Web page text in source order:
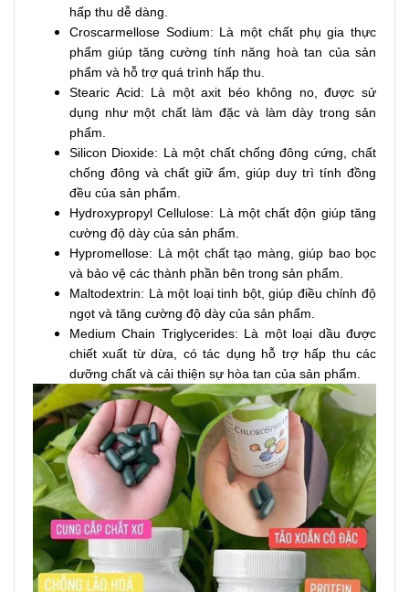
hấp thu dễ dàng.
Croscarmellose Sodium: Là một chất phụ gia thực
phẩm giúp tăng cường tính năng hoà tan của sản
phẩm và hỗ trợ quá trình hấp thu.
Stearic Acid: Là một axit béo không no, được sử
dụng như một chất làm đặc và làm dày trong sản
phẩm.
Silicon Dioxide: Là một chất chống đông cứng, chất
chống đông và chất giữ ẩm, giúp duy trì tính đồng
đều của sản phẩm.
Hydroxypropyl Cellulose: Là một chất độn giúp tăng
cường độ dày của sản phẩm.
Hypromellose: Là một chất tạo màng, giúp bao bọc
và bảo vệ các thành phần bên trong sản phẩm.
Maltodextrin: Là một loại tinh bột, giúp điều chỉnh độ
ngọt và tăng cường độ dày của sản phẩm.
Medium Chain Triglycerides: Là một loại dầu được
chiết xuất từ dừa, có tác dụng hỗ trợ hấp thu các
dưỡng chất và cải thiện sự hòa tan của sản phẩm.